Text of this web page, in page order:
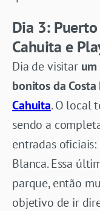
Dia 3:
Cahuita e
Dia de visitarum
bonitos da Costa
Cahuita. O local
sendo a
entradas oficiais:
Blanca. Essa
parque, então
objetivo de ir